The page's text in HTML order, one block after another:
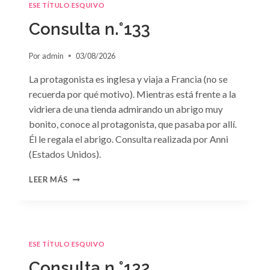
ESE TÍTULO ESQUIVO
Consulta n.°133
Por admin 03/08/2026
La protagonista es inglesa y viaja a Francia (no se
recuerda por qué motivo). Mientras está frente a la
vidriera de una tienda admirando un abrigo muy
bonito, conoce al protagonista, que pasaba por allí.
Él le regala el abrigo. Consulta realizada por Anni
(Estados Unidos).
LEER MÁS CONSULTA
ESE TÍTULO ESQUIVO